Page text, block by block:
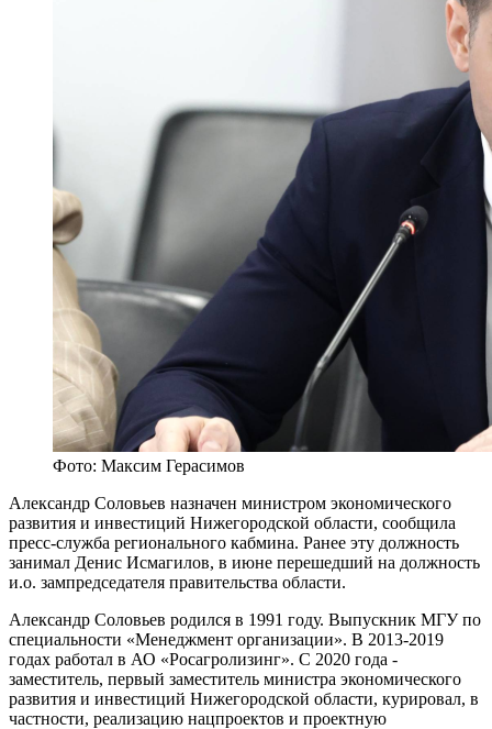
Фото: Максим Герасимов
Александр Соловьев назначен министром экономического
развития и инвестиций Нижегородской области, сообщила
пресс-служба регионального кабмина. Ранее эту должность
занимал Денис Исмагилов, в июне перешедший на должность
и.о. зампредседателя правительства области.
Александр Соловьев родился в 1991 году. Выпускник МГУ по
специальности «Менеджмент организации». В 2013-2019
годах работал в АО «Росагролизинг». С 2020 года -
заместитель, первый заместитель министра экономического
развития и инвестиций Нижегородской области, курировал, в
частности, реализацию нацпроектов и проектную